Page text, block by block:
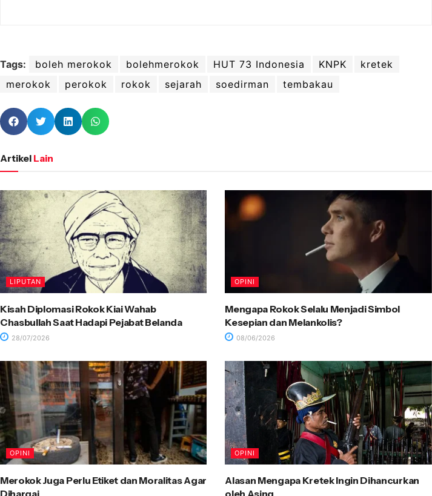
Tags: boleh merokok bolehmerokok HUT 73 Indonesia KNPK
kretek
merokok
perokok rokok sejarah soedirman tembakau
Artikel Lain
LIPUTAN
Kisah Diplomasi Rokok Kiai Wahab
Chasbullah Saat Hadapi Pejabat Belanda
28/07/2026
OPINI
Mengapa Rokok Selalu Menjadi Simbol
Kesepian dan Melankolis?
08/06/2026
OPINI
Merokok Juga Perlu Etiket dan Moralitas Agar
Dihargai
OPINI
Alasan Mengapa Kretek Ingin Dihancurkan
oleh Asing